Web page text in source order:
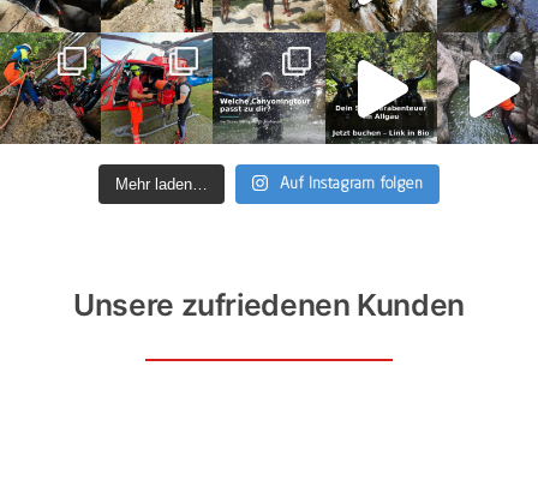
Mehr laden… Auf Instagram folgen
Unsere zufriedenen Kunden